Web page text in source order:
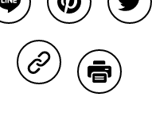
Copy Linkで共有する